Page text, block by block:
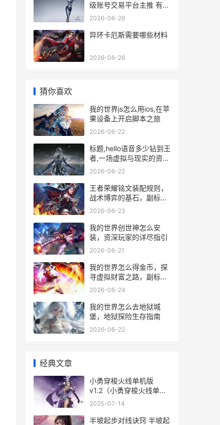
级账号交易平台主推 有没
有奥特曼英雄传
2026-06-26
异环卡厄斯需要哪些材料
2026-06-26
猜你喜欢
我的世界js怎么用ios,在苹
果设备上开启脚本之旅
2026-06-22
标题,hello语音多少钻到王
者,一场虚拟与现实的资源
换算
2026-06-22
王者荣耀铭文装配规则，
战术博弈的基石，副标
题，细微之处定胜负。
2026-06-23
我的世界创世神怎么安
装，资深玩家的详尽指引
2026-06-21
我的世界怎么得金币，探
寻虚拟财富之路，副标
题，资深玩家经济系统全
2026-06-24
我的世界怎么去地狱城
堡，地狱探险生存指南
2026-06-22
经典文章
小勇穿梭火线单机版
v1.2（小勇穿梭火线单机
版v1.2：重温典范 火线穿
2025-07-14
半坡起步对线诀窍 半坡起